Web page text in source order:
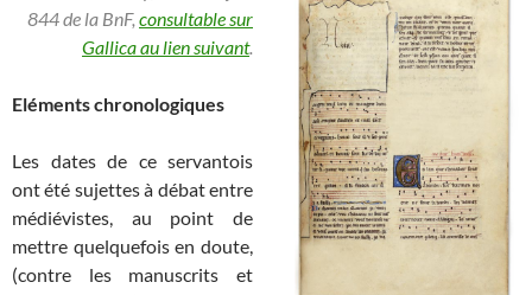
844 de la BnF, consultable sur
Gallica au lien suivant.
Eléments chronologiques
Les dates de ce servantois
ont été sujettes à débat entre
médiévistes, au point de
mettre quelquefois en doute,
(contre les manuscrits et